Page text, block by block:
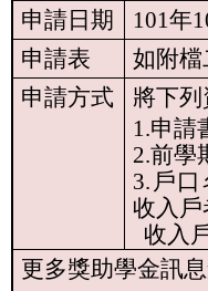
申請日期
101年
申請表
如附檔
申請方式
將下列
1.申請
2.前學
3. 戶
收入
收入
更多獎助學金訊